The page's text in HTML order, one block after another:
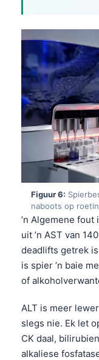
Figuur 6:
naboots op
’n Algemene
uit ’n AST van
deadlifts getrek
is spier ’n baie
of
ALT is meer
slegs nie. Ek let
CK daal,
alkaliese
Монгол
ພາສາລາວ
Cebuano
ئۇيغۇرچە
Кыргызча
Татар теле
Esperanto
Frysk
Ślōnskŏ
Norsk